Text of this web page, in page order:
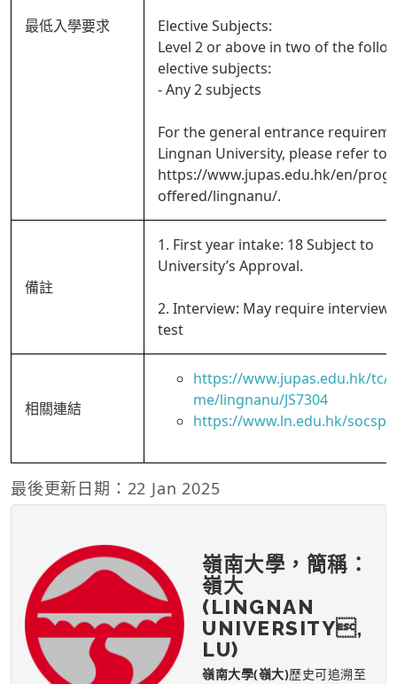
最低入學要求
Elective Subjects:
Level 2 or above in two of the
elective subjects:
- Any 2 subjects
For the general entrance
Lingnan University, please refer to
https://www.jupas.edu.hk/en/
offered/lingnanu/.
備註
1. First year intake: 18 Subject to
University’s Approval.
2. Interview: May require interview
test
相關連結
https://www.jupas.edu.hk/tc/
me/lingnanu/JS7304
https://www.ln.edu.hk/socsp/
最後更新日期：22 Jan 2025
嶺南大學，簡稱：
嶺大
(LINGNAN
UNIVERSITY,
LU)
嶺南大學(嶺大)歷史可追溯至